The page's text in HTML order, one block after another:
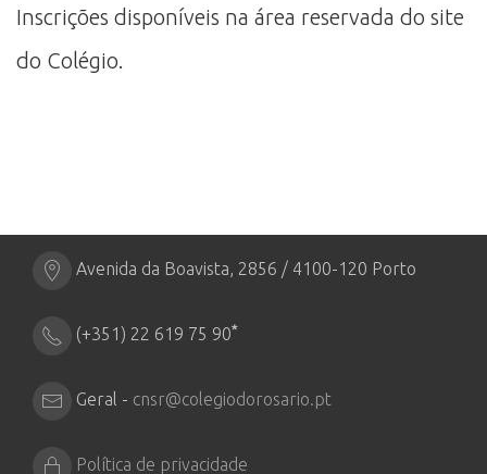
Inscrições disponíveis na área reservada do site
do Colégio.
Avenida da Boavista, 2856 / 4100-120 Porto
(+351) 22 619 75 90*
Geral - cnsr@colegiodorosario.pt
Política de privacidade